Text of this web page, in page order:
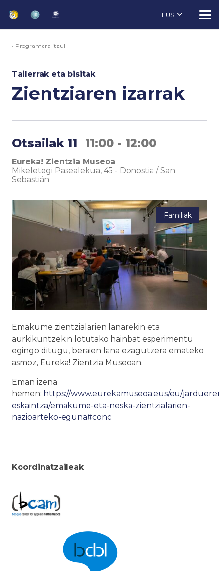
EUS
‹ Programara itzuli
Tailerrak eta bisitak
Zientziaren izarrak
Otsailak 11 11:00 - 12:00
Eureka! Zientzia Museoa
Mikeletegi Pasealekua, 45 - Donostia / San
Sebastián
Familiak
Emakume zientzialarien lanarekin eta
aurkikuntzekin lotutako hainbat esperimentu
egingo ditugu, beraien lana ezagutzera emateko
asmoz, Eureka! Zientzia Museoan.
Eman izena
hemen: https://www.eurekamuseoa.eus/eu/
eskaintza/emakume-eta-neska-zientzialarien-
nazioarteko-eguna#conc
Koordinatzaileak